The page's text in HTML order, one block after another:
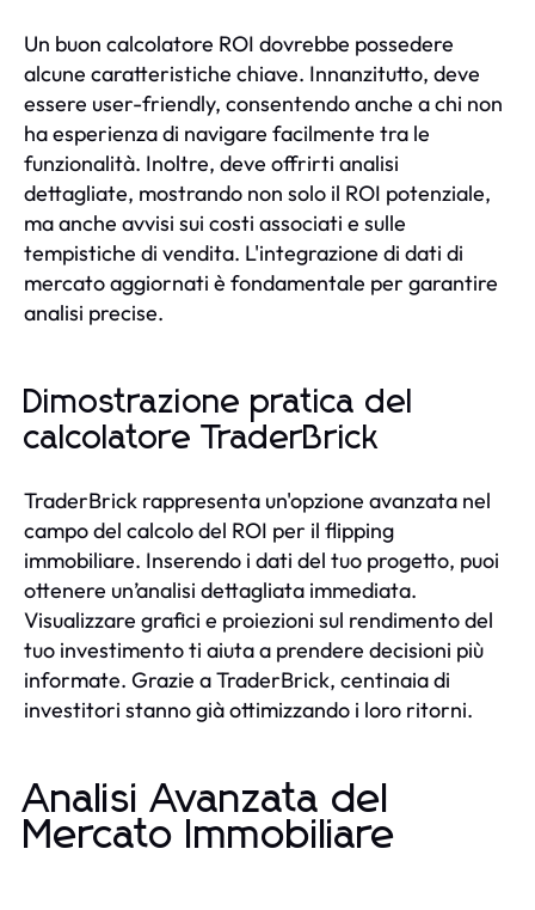
Un buon calcolatore ROI dovrebbe possedere
alcune caratteristiche chiave. Innanzitutto, deve
essere user-friendly, consentendo anche a chi non
ha esperienza di navigare facilmente tra le
funzionalità. Inoltre, deve offrirti analisi
dettagliate, mostrando non solo il ROI potenziale,
ma anche avvisi sui costi associati e sulle
tempistiche di vendita. L'integrazione di dati di
mercato aggiornati è fondamentale per garantire
analisi precise.
Dimostrazione pratica del
calcolatore TraderBrick
TraderBrick rappresenta un'opzione avanzata nel
campo del calcolo del ROI per il flipping
immobiliare. Inserendo i dati del tuo progetto, puoi
ottenere un’analisi dettagliata immediata.
Visualizzare grafici e proiezioni sul rendimento del
tuo investimento ti aiuta a prendere decisioni più
informate. Grazie a TraderBrick, centinaia di
investitori stanno già ottimizzando i loro ritorni.
Analisi Avanzata del
Mercato Immobiliare